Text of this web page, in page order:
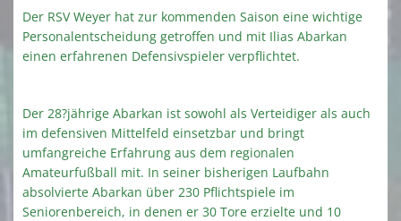
Terminkalender
Kirmes 2026
Der RSV Weyer hat zur kommenden Saison eine wichtige
Personalentscheidung getroffen und mit Ilias Abarkan
einen erfahrenen Defensivspieler verpflichtet.
Der 28?jährige Abarkan ist sowohl als Verteidiger als auch
im defensiven Mittelfeld einsetzbar und bringt
umfangreiche Erfahrung aus dem regionalen
Amateurfußball mit. In seiner bisherigen Laufbahn
absolvierte Abarkan über 230 Pflichtspiele im
Seniorenbereich, in denen er 30 Tore erzielte und 10